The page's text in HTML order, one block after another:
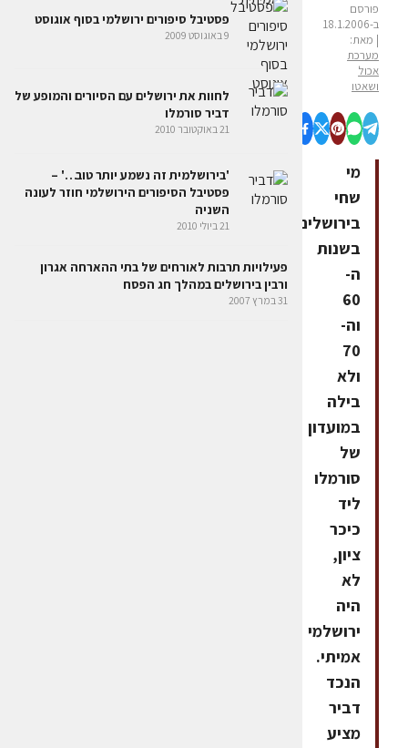
פורסם
ב-18.1.2006
| מאת:
מערכת
אכול
ושאטו
מי
שחי
בירושלים
בשנות
ה-
60
וה-
70
ולא
בילה
במועדון
של
סורמלו
ליד
כיכר
ציון,
לא
היה
ירושלמי
אמיתי.
הנכד
דביר
מציע
פסטיבל סיפורים ירושלמי בסוף אוגוסט
9 באוגוסט 2009
לחוות את ירושלים עם הסיורים והמופע של
דביר סורמלו
21 באוקטובר 2010
'בירושלמית זה נשמע יותר טוב…' –
פסטיבל הסיפורים הירושלמי חוזר לעונה
השניה
21 ביולי 2010
פעילויות תרבות לאורחים של בתי ההארחה אגרון
ורבין בירושלים במהלך חג הפסח
31 במרץ 2007